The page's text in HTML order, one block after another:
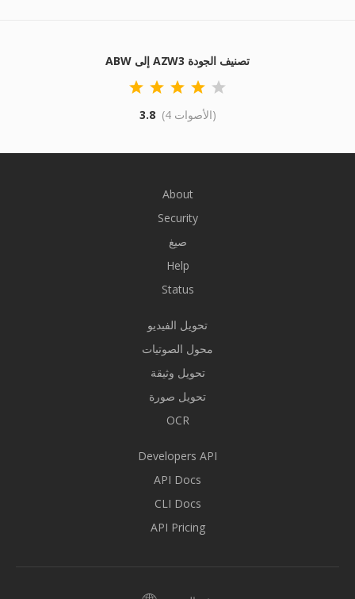
ABW إلى AZW3 تصنيف الجودة
3.8 (4 الأصوات)
About
Security
صيغ
Help
Status
تحويل الفيديو
محول الصوتيات
تحويل وثيقة
تحويل صورة
OCR
Developers API
API Docs
CLI Docs
API Pricing